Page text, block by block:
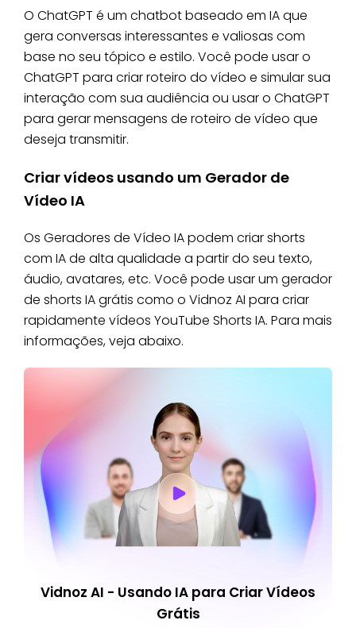
O ChatGPT é um chatbot baseado em IA que
gera conversas interessantes e valiosas com
base no seu tópico e estilo. Você pode usar o
ChatGPT para criar roteiro do vídeo e simular sua
interação com sua audiência ou usar o ChatGPT
para gerar mensagens de roteiro de vídeo que
deseja transmitir.
Criar vídeos usando um Gerador de
Vídeo IA
Os Geradores de Vídeo IA podem criar shorts
com IA de alta qualidade a partir do seu texto,
áudio, avatares, etc. Você pode usar um gerador
de shorts IA grátis como o Vidnoz AI para criar
rapidamente vídeos YouTube Shorts IA. Para mais
informações, veja abaixo.
Vidnoz AI - Usando IA para Criar Vídeos
Grátis